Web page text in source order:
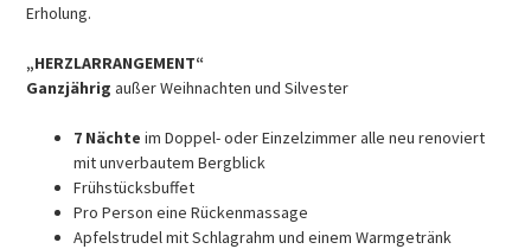
Erholung.
„HERZLARRANGEMENT“
Ganzjährig außer Weihnachten und Silvester
7 Nächte im Doppel- oder Einzelzimmer alle neu renoviert
mit unverbautem Bergblick
Frühstücksbuffet
Pro Person eine Rückenmassage
Apfelstrudel mit Schlagrahm und einem Warmgetränk